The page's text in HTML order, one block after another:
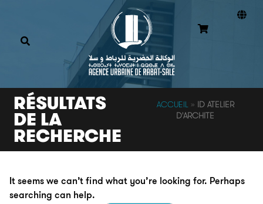
RÉSULTATS
DE LA
RECHERCHE
ACCUEIL» ID ATELIER
D'ARCHITE
It seems we can’t find what you’re looking for. Perhaps
searching can help.